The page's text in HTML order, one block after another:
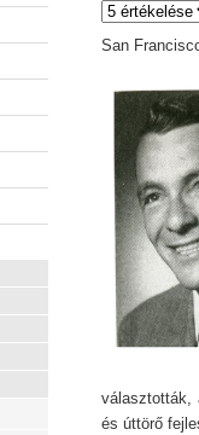
San
választották,
és úttörő